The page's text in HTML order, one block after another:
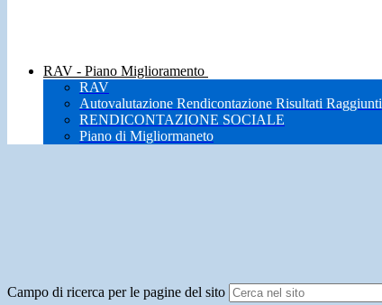
RAV - Piano Miglioramento
RAV
Autovalutazione Rendicontazione Risultati Raggiunti
RENDICONTAZIONE SOCIALE
Piano di Migliormaneto
Campo di ricerca per le pagine del sito